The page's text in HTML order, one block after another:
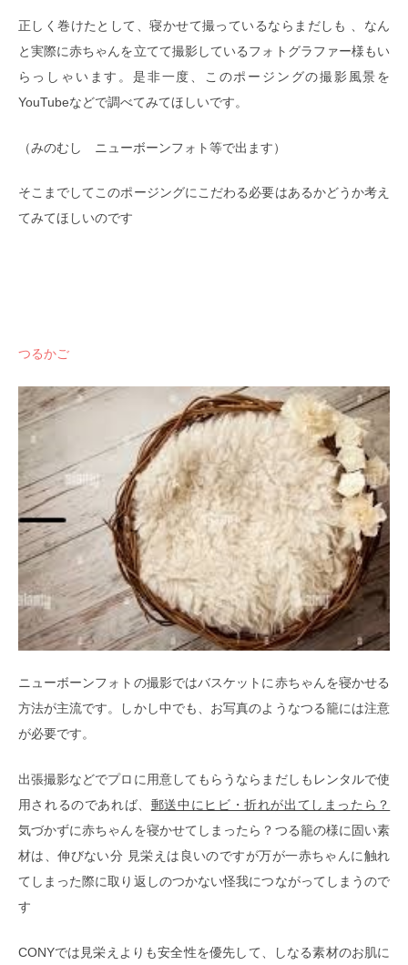
正しく巻けたとして、寝かせて撮っているならまだしも 、なん
と実際に赤ちゃんを立てて撮影しているフォトグラファー様もい
らっしゃいます。是非一度、このポージングの撮影風景を
YouTubeなどで調べてみてほしいです。
（みのむし ニューボーンフォト等で出ます）
そこまでしてこのポージングにこだわる必要はあるかどうか考え
てみてほしいのです
つるかご
ニューボーンフォトの撮影ではバスケットに赤ちゃんを寝かせる
方法が主流です。しかし中でも、お写真のようなつる籠には注意
が必要です。
出張撮影などでプロに用意してもらうならまだしもレンタルで使
用されるのであれば、 郵送中にヒビ・折れが出てしまったら？
気づかずに赤ちゃんを寝かせてしまったら？つる籠の様に固い素
材は、伸びない分 見栄えは良いのですが万が一赤ちゃんに触れ
てしまった際に取り返しのつかない怪我につながってしまうので
す
CONYでは見栄えよりも安全性を優先して、しなる素材のお肌に